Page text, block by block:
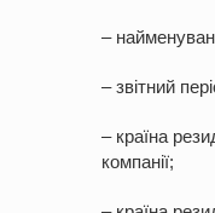
–
– звітний
– країна
компанії;